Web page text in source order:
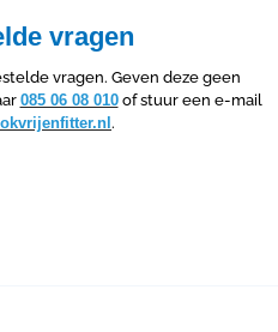
vragen
vragen. Geven deze geen
085 06 08 010of stuur een e-mail
.